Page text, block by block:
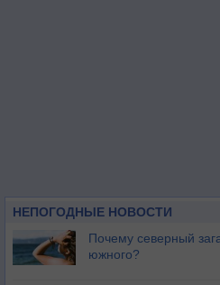
НЕПОГОДНЫЕ НОВОСТИ
Почему северный
южного?